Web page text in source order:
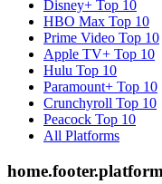
Disney+ Top 10
HBO Max Top 10
Prime Video Top 10
Apple TV+ Top 10
Hulu Top 10
Paramount+ Top 10
Crunchyroll Top 10
Peacock Top 10
All Platforms
home.footer.platform